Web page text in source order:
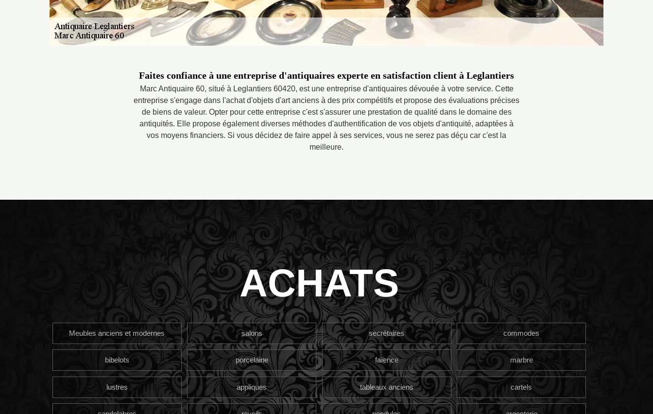
Faites confiance à une entreprise d'antiquaires experte en satisfaction client à Leglantiers
Marc Antiquaire 60, situé à Leglantiers 60420, est une entreprise d'antiquaires dévouée à votre service. Cette
entreprise s'engage dans l'achat d'objets d'art anciens à des prix compétitifs et propose des évaluations précises
de biens de valeur. Opter pour cette entreprise c'est s'assurer une prestation de qualité dans le domaine des
antiquités. Elle propose également diverses méthodes d'authentification de vos objets d'antiquité, adaptées à
vos moyens financiers. Si vous décidez de faire appel à ses services, vous ne serez pas déçu car c'est la
meilleure.
ACHATS
Meubles anciens et modernes salons secrétaires commodes
bibelots porcelaine faïence marbre
lustres appliques tableaux anciens cartels